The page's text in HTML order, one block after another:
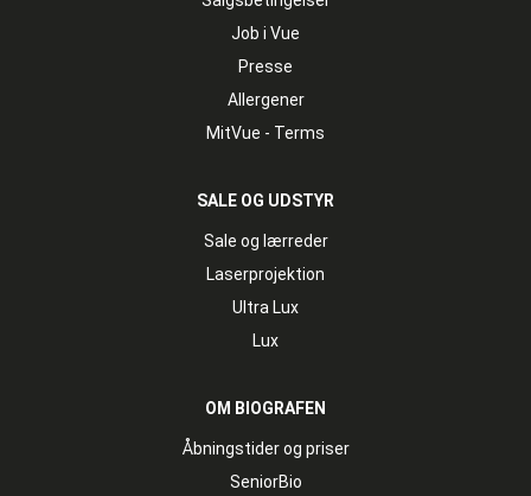
Job i Vue
Presse
Allergener
MitVue - Terms
SALE OG UDSTYR
Sale og lærreder
Laserprojektion
Ultra Lux
Lux
OM BIOGRAFEN
Åbningstider og priser
SeniorBio